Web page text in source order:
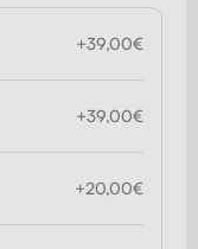
+39,00€
+39,00€
+20,00€